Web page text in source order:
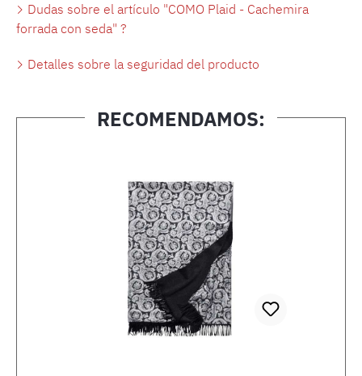
Dudas sobre el artículo "COMO Plaid - Cachemira
forrada con seda" ?
Detalles sobre la seguridad del producto
RECOMENDAMOS: